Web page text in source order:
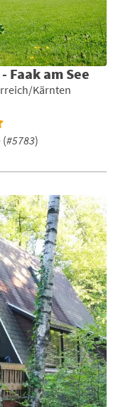
am See
Kärnten
(#5783)